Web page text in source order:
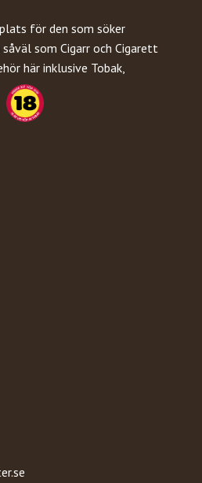
för den som söker
som Cigarr och Cigarett
här inklusive Tobak,